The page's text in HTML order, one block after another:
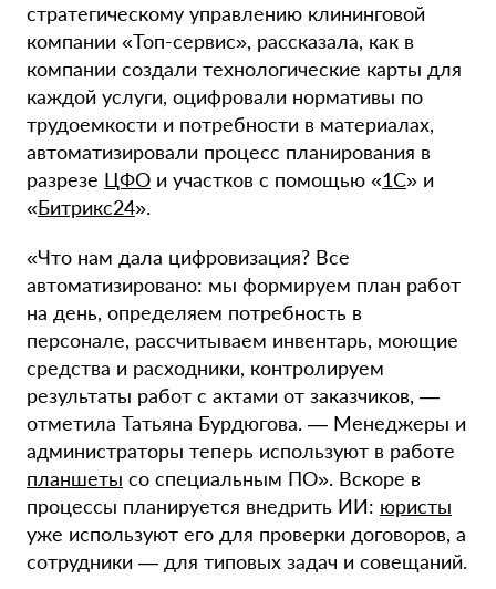
стратегическому управлению клининговой
компании «Топ-сервис», рассказала, как в
компании создали технологические карты для
каждой услуги, оцифровали нормативы по
трудоемкости и потребности в материалах,
автоматизировали процесс планирования в
разрезе ЦФО и участков с помощью «1С» и
«Битрикс24».
«Что нам дала цифровизация? Все
автоматизировано: мы формируем план работ
на день, определяем потребность в
персонале, рассчитываем инвентарь, моющие
средства и расходники, контролируем
результаты работ с актами от заказчиков, —
отметила Татьяна Бурдюгова. — Менеджеры и
администраторы теперь используют в работе
планшеты со специальным ПО». Вскоре в
процессы планируется внедрить ИИ: юристы
уже используют его для проверки договоров, а
сотрудники — для типовых задач и совещаний.